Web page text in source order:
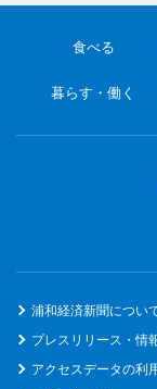
食べる
暮らす・働く
浦和経済新聞につい
プレスリリース・情
アクセスデータの利